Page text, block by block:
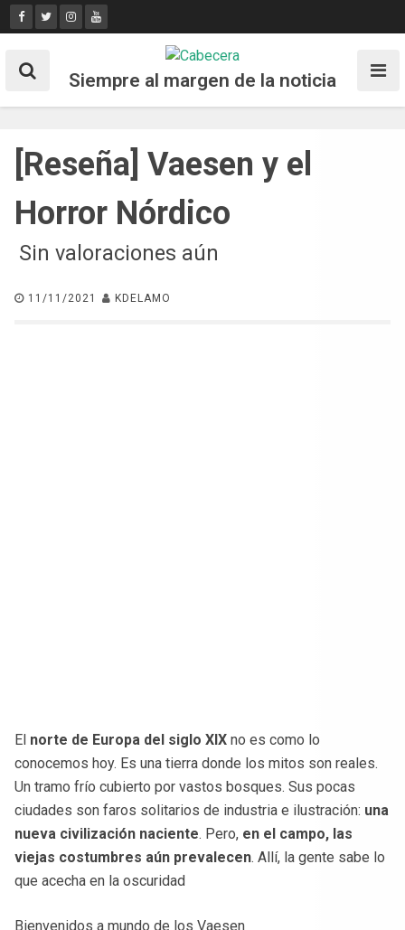
Skip
to
Siempre al margen de la noticia
[Reseña] Vaesen y el
Horror Nórdico
Sin valoraciones aún
11/11/2021 KDELAMO
El norte de Europa del siglo XIX no es como lo
conocemos hoy. Es una tierra donde los mitos son reales.
Un tramo frío cubierto por vastos bosques. Sus pocas
ciudades son faros solitarios de industria e ilustración: una
nueva civilización naciente. Pero, en el campo, las
viejas costumbres aún prevalecen. Allí, la gente sabe lo
que acecha en la oscuridad
Bienvenidos a mundo de los Vaesen